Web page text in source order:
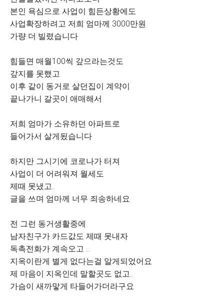
본인 욕심으로 사업이 힘든상황에도
사업확장하려고 저희 엄마께 3000만원
가량 더 빌렸습니다
힘들면 매월100씩 갚으라는것도
갚지를 못했고
이후 같이 동거로 살던집이 계약이
끝나가니 갈곳이 애매해서
저희 엄마가 소유하던 아파트로
들어가서 살게됬습니다
하지만 그시기에 코로나가 터져
사업이 더 어려워져 월세도
제때 못냈고..
글을 쓰며 엄마께 너무 죄송하네요
전 그런 동거생활중에
남자친구가 카드값도 제때 못내자
독촉전화가 계속오고 ..
지옥이란게 별게 없다는걸 알게되었어요
제 마음이 지옥인데 말할곳도 없고..
가슴이 새까맣게 타들어가더라구요